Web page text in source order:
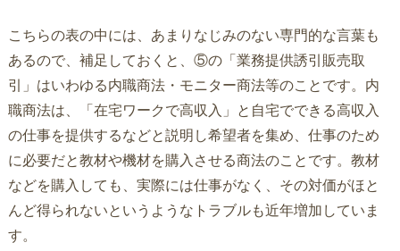
こちらの表の中には、あまりなじみのない専門的な言葉も
あるので、補足しておくと、⑤の「業務提供誘引販売取
引」はいわゆる内職商法・モニター商法等のことです。内
職商法は、「在宅ワークで高収入」と自宅でできる高収入
の仕事を提供するなどと説明し希望者を集め、仕事のため
に必要だと教材や機材を購入させる商法のことです。教材
などを購入しても、実際には仕事がなく、その対価がほと
んど得られないというようなトラブルも近年増加していま
す。